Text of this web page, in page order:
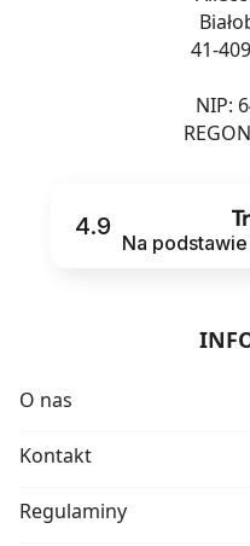
41-
NIP:
4.9
Na podstawie
O nas
Kontakt
Regulaminy